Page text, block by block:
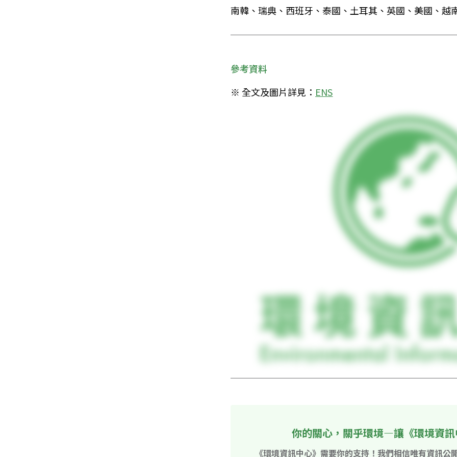
南韓、瑞典、西班牙、泰國、土耳其、英國、美國、越
參考資料
※ 全文及圖片詳見： ENS
你的關心，關乎環境—讓《環境資
《環境資訊中心》需要你的支持！我們相信唯有資訊